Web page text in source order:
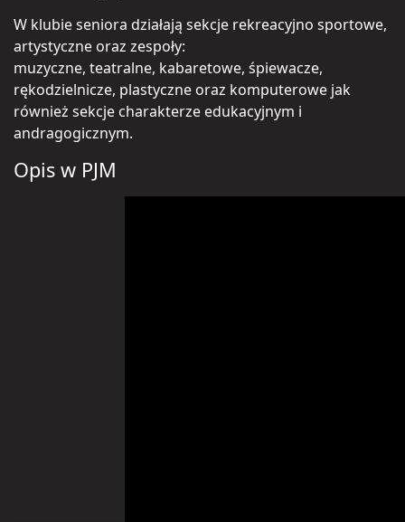
W klubie seniora działają sekcje rekreacyjno sportowe,
artystyczne oraz zespoły:
muzyczne, teatralne, kabaretowe, śpiewacze,
rękodzielnicze, plastyczne oraz komputerowe jak
również sekcje charakterze edukacyjnym i
andragogicznym.
Opis w PJM